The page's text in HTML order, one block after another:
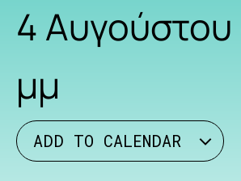
4 Αυγούστου
μμ
ADD TO CALENDAR